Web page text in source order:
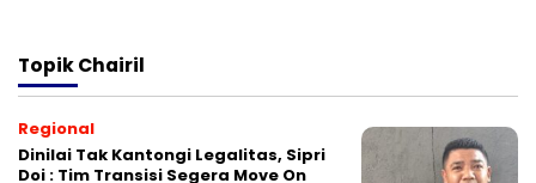
TopikChairil
Regional
Dinilai Tak Kantongi Legalitas, Sipri
Doi : Tim Transisi Segera Move On